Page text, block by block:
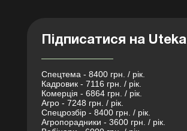
Підписатися на Uteka
Спецтема - 8400 грн. / рік.
Кадровик - 7116 грн. / рік.
Комерція - 6864 грн. / рік.
Агро - 7248 грн. / рік.
Спецрозбір - 8400 грн. / рік.
Агропорадники - 3600 грн. / рік.